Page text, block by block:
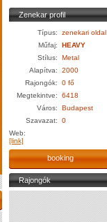
Zenekar profil
Típus:
zenekari oldal
Műfaj:
HEAVY
Stílus:
Metal
Alapítva:
2000
Rajongók:
0 fő
Megtekintve:
6418
Város:
Budapest
Szavazat:
0
Web:
[link]
booking
Rajongók